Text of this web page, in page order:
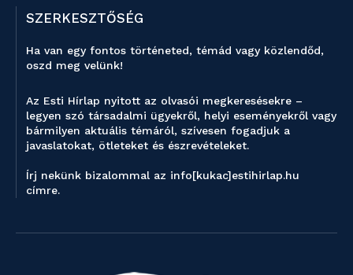
SZERKESZTŐSÉG
Ha van egy fontos történeted, témád vagy közlendőd,
oszd meg velünk!
Az Esti Hírlap nyitott az olvasói megkeresésekre –
legyen szó társadalmi ügyekről, helyi eseményekről vagy
bármilyen aktuális témáról, szívesen fogadjuk a
javaslatokat, ötleteket és észrevételeket.
Írj nekünk bizalommal az info[kukac]estihirlap.hu
címre.